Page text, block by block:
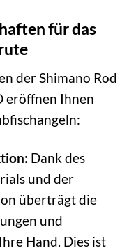
für das
der Shimano Rod
eröffnen Ihnen
Dank des
und der
überträgt die
und
Hand. Dies ist